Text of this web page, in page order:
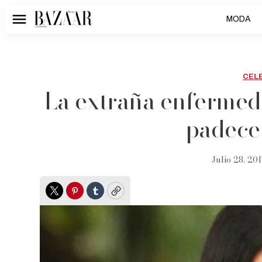
Menú MODA
La extraña
Julio 28,
TwitterPinterest
TumblrCopy